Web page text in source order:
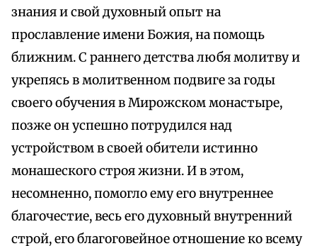
знания и свой духовный опыт на
прославление имени Божия, на помощь
ближним. С раннего детства любя молитву и
укрепясь в молитвенном подвиге за годы
своего обучения в Мирожском монастыре,
позже он успешно потрудился над
устройством в своей обители истинно
монашеского строя жизни. И в этом,
несомненно, помогло ему его внутреннее
благочестие, весь его духовный внутренний
строй, его благоговейное отношение ко всему